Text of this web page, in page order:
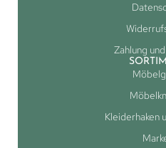
Zahlung
Kleiderhaken